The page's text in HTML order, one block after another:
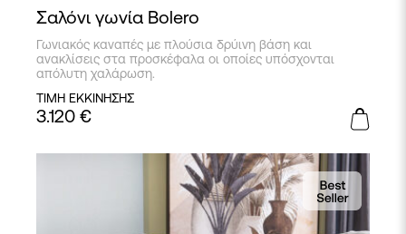
Σαλόνι γωνία Bolero
Γωνιακός καναπές με πλούσια δρύινη βάση και
ανακλίσεις στα προσκέφαλα οι οποίες υπόσχονται
απόλυτη χαλάρωση.
ΤΙΜΗ ΕΚΚΙΝΗΣΗΣ
3.120 €